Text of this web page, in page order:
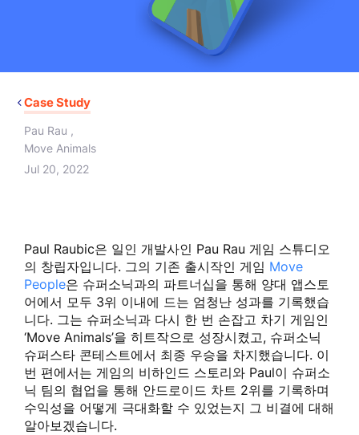
Case Study
Pau Rau ,
Move Animals
Jul 20, 2022
Paul Raubic은 일인 개발사인 Pau Rau 게임 스튜디오
의 창립자입니다. 그의 기존 출시작인 게임 Move
People은 슈퍼소닉과의 파트너십을 통해 양대 앱스토
어에서 모두 3위 이내에 드는 엄청난 성과를 기록했습
니다. 그는 슈퍼소닉과 다시 한 번 손잡고 차기 게임인
‘Move Animals’을 히트작으로 성장시켰고, 슈퍼소닉
슈퍼스타 콘테스트에서 최종 우승을 차지했습니다. 이
번 편에서는 게임의 비하인드 스토리와 Paul이 슈퍼소
닉 팀의 협업을 통해 안드로이드 차트 2위를 기록하며
수익성을 어떻게 극대화할 수 있었는지 그 비결에 대해
알아보겠습니다.